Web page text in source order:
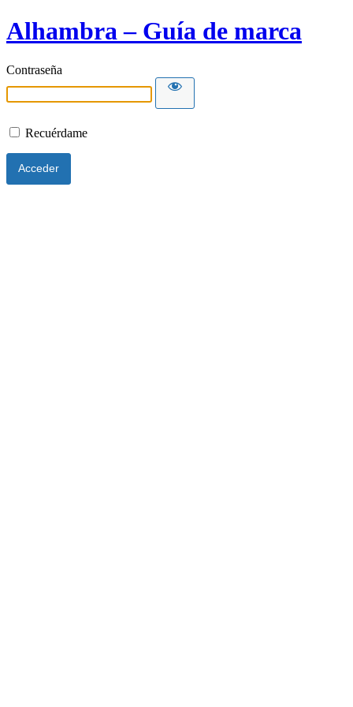
Alhambra – Guía de marca
Contraseña
Recuérdame